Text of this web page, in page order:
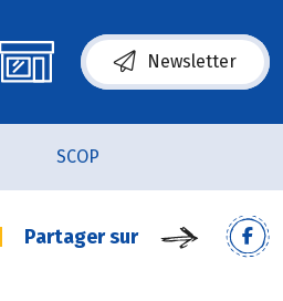
Newsletter
SCOP
Partager sur